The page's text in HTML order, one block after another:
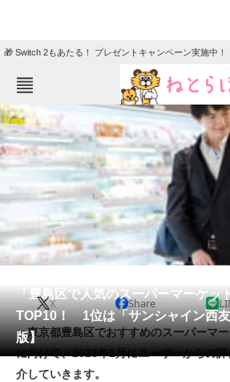
🎁 Switch 2もあたる！ プレゼントキャンペーン実施中！
ねとらぼメニュー
TOP ニュース
エンタメ クイズ
グルメ 地域
住まい 教育・育児
動物 リサーチ
会員記事
メディア
注目記事を集めた総合ページ
「豊島区で人気のスーパーマーケッ
TOP10！ 1位は「サンシャイン西
版】
X Share
東京都豊島区でおすすめのスーパーマー
に向けて、2023年1月にユーザーからの
介していきます。